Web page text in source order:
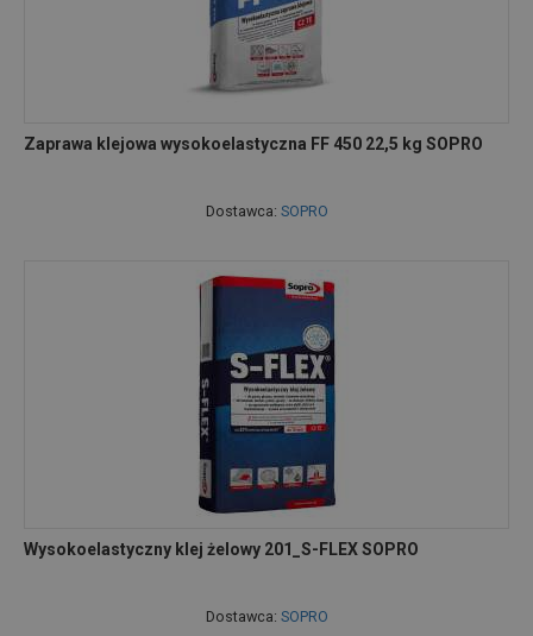
Zaprawa klejowa wysokoelastyczna FF 450 22,5 kg SOPRO
Dostawca: SOPRO
Wysokoelastyczny klej żelowy 201_S-FLEX SOPRO
Dostawca: SOPRO